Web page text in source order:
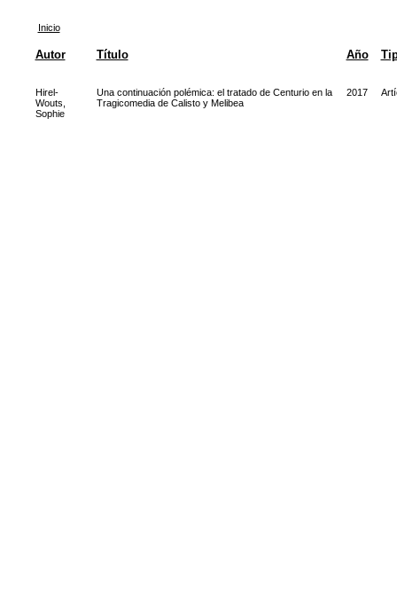
Inicio
Autor Título Año
Hirel-
Wouts,
Sophie
Una continuación polémica: el tratado de Centurio en la
Tragicomedia de Calisto y Melibea
2017